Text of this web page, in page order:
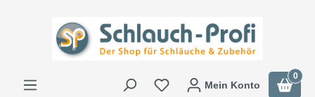
Mein Konto
0